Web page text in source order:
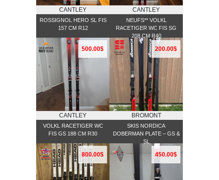
CANTLEY
ROSSIGNOL HERO SL FIS
157 CM R12
CANTLEY
NEUFS** VOLKL
RACETIGER WC FIS SG
208 CM R40
500.00$
CANTLEY
VOLKL RACETIGER WC
FIS GS 188 CM R30
200.00$
BROMONT
SKIS NORDICA
DOBERMAN PLATE – GS &
SL
800.00$ 450.00$